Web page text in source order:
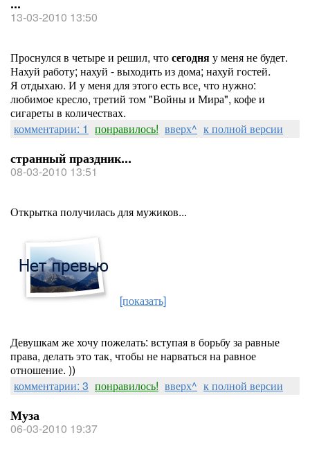
13-03-2010 13:50
Проснулся в четыре и решил, чтосегодняу меня не будет.
Нахуй работу; нахуй - выходить из дома; нахуй гостей.
Я отдыхаю. И у меня для этого есть все, что нужно:
любимое кресло, третий том "Войны и Мира", кофе и
сигареты в количествах.
комментарии: 1 понравилось! вверх^ к полной версии
странный праздник...
08-03-2010 13:51
Открытка получилась для мужиков...
[показать]
Девушкам же хочу пожелать: вступая в борьбу за равные
права, делать это так, чтобы не нарваться на равное
отношение. ))
комментарии: 3 понравилось! вверх^ к полной версии
Муза
06-03-2010 19:37